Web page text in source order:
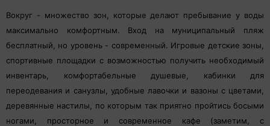
Вокруг - множество зон, которые делают пребывание у воды
максимально комфортным. Вход на муниципальный пляж
бесплатный, но уровень - современный. Игровые детские зоны,
спортивные площадки с возможностью получить необходимый
инвентарь, комфортабельные душевые, кабинки для
переодевания и санузлы, удобные лавочки и вазоны с цветами,
деревянные настилы, по которым так приятно пройтись босыми
ногами, просторное и современное кафе (заметим, с